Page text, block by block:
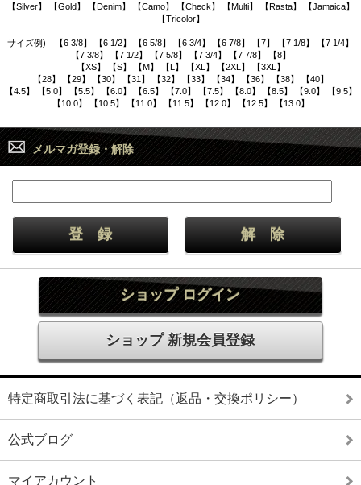
【Silver】 【Gold】 【Denim】 【Camo】 【Check】 【Multi】 【Rasta】 【Jamaica】
【Tricolor】
サイズ例) 【6 3/8】 【6 1/2】 【6 5/8】 【6 3/4】 【6 7/8】 【7】 【7 1/8】 【7 1/4】
【7 3/8】 【7 1/2】 【7 5/8】 【7 3/4】 【7 7/8】 【8】
【XS】 【S】 【M】 【L】 【XL】 【2XL】 【3XL】
【28】 【29】 【30】 【31】 【32】 【33】 【34】 【36】 【38】 【40】
【4.5】 【5.0】 【5.5】 【6.0】 【6.5】 【7.0】 【7.5】 【8.0】 【8.5】 【9.0】 【9.5】
【10.0】 【10.5】 【11.0】 【11.5】 【12.0】 【12.5】 【13.0】
メルマガ登録・解除
ショップ ログイン
ショップ 新規会員登録
特定商取引法に基づく表記（返品・交換ポリシー）
公式ブログ
マイアカウント